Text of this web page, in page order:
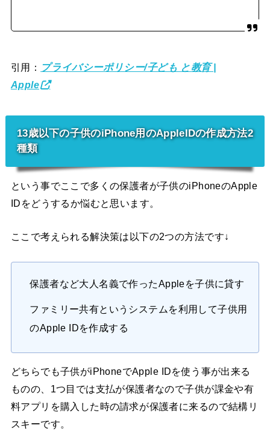
引用： プライバシーポリシー/子ども と教育 |
Apple
13歳以下の子供のiPhone用のAppleIDの作成方法2
種類
という事でここで多くの保護者が子供のiPhoneのApple
IDをどうするか悩むと思います。
ここで考えられる解決策は以下の2つの方法です↓
保護者など大人名義で作ったAppleを子供に貸す
ファミリー共有というシステムを利用して子供用
のApple IDを作成する
どちらでも子供がiPhoneでApple IDを使う事が出来る
ものの、1つ目では支払が保護者なので子供が課金や有
料アプリを購入した時の請求が保護者に来るので結構リ
スキーです。